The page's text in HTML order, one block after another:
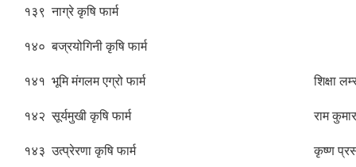
१३९ नाग्रे कृषि फार्म
१४० बज्रयोगिनी कृषि फार्म
१४१ भूमि मंगलम एग्रो फार्म शिक्षा
१४२ सूर्यमुखी कृषि फार्म राम
१४३ उत्प्रेरणा कृषि फार्म कृष्ण